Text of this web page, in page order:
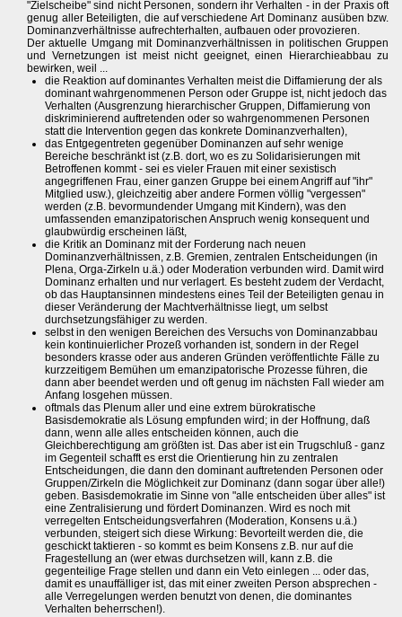
"Zielscheibe" sind nicht Personen, sondern ihr Verhalten - in der Praxis oft
genug aller Beteiligten, die auf verschiedene Art Dominanz ausüben bzw.
Dominanzverhältnisse aufrechterhalten, aufbauen oder provozieren.
Der aktuelle Umgang mit Dominanzverhältnissen in politischen Gruppen
und Vernetzungen ist meist nicht geeignet, einen Hierarchieabbau zu
bewirken, weil ...
die Reaktion auf dominantes Verhalten meist die Diffamierung der als
dominant wahrgenommenen Person oder Gruppe ist, nicht jedoch das
Verhalten (Ausgrenzung hierarchischer Gruppen, Diffamierung von
diskriminierend auftretenden oder so wahrgenommenen Personen
statt die Intervention gegen das konkrete Dominanzverhalten),
das Entgegentreten gegenüber Dominanzen auf sehr wenige
Bereiche beschränkt ist (z.B. dort, wo es zu Solidarisierungen mit
Betroffenen kommt - sei es vieler Frauen mit einer sexistisch
angegriffenen Frau, einer ganzen Gruppe bei einem Angriff auf "ihr"
Mitglied usw.), gleichzeitig aber andere Formen völlig "vergessen"
werden (z.B. bevormundender Umgang mit Kindern), was den
umfassenden emanzipatorischen Anspruch wenig konsequent und
glaubwürdig erscheinen läßt,
die Kritik an Dominanz mit der Forderung nach neuen
Dominanzverhältnissen, z.B. Gremien, zentralen Entscheidungen (in
Plena, Orga-Zirkeln u.ä.) oder Moderation verbunden wird. Damit wird
Dominanz erhalten und nur verlagert. Es besteht zudem der Verdacht,
ob das Hauptansinnen mindestens eines Teil der Beteiligten genau in
dieser Veränderung der Machtverhältnisse liegt, um selbst
durchsetzungsfähiger zu werden.
selbst in den wenigen Bereichen des Versuchs von Dominanzabbau
kein kontinuierlicher Prozeß vorhanden ist, sondern in der Regel
besonders krasse oder aus anderen Gründen veröffentlichte Fälle zu
kurzzeitigem Bemühen um emanzipatorische Prozesse führen, die
dann aber beendet werden und oft genug im nächsten Fall wieder am
Anfang losgehen müssen.
oftmals das Plenum aller und eine extrem bürokratische
Basisdemokratie als Lösung empfunden wird; in der Hoffnung, daß
dann, wenn alle alles entscheiden können, auch die
Gleichberechtigung am größten ist. Das aber ist ein Trugschluß - ganz
im Gegenteil schafft es erst die Orientierung hin zu zentralen
Entscheidungen, die dann den dominant auftretenden Personen oder
Gruppen/Zirkeln die Möglichkeit zur Dominanz (dann sogar über alle!)
geben. Basisdemokratie im Sinne von "alle entscheiden über alles" ist
eine Zentralisierung und fördert Dominanzen. Wird es noch mit
verregelten Entscheidungsverfahren (Moderation, Konsens u.ä.)
verbunden, steigert sich diese Wirkung: Bevorteilt werden die, die
geschickt taktieren - so kommt es beim Konsens z.B. nur auf die
Fragestellung an (wer etwas durchsetzen will, kann z.B. die
gegenteilige Frage stellen und dann ein Veto einlegen ... oder das,
damit es unauffälliger ist, das mit einer zweiten Person absprechen -
alle Verregelungen werden benutzt von denen, die dominantes
Verhalten beherrschen!).